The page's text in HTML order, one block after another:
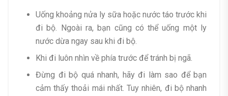
Uống khoảng nửa ly sữa hoặc nước táo trước khi
đi bộ. Ngoài ra, bạn cũng có thể uống một ly
nước dừa ngay sau khi đi bộ.
Khi đi luôn nhìn về phía trước để tránh bị ngã.
Đừng đi bộ quá nhanh, hãy đi làm sao để bạn
cảm thấy thoải mái nhất. Tuy nhiên, đi bộ nhanh